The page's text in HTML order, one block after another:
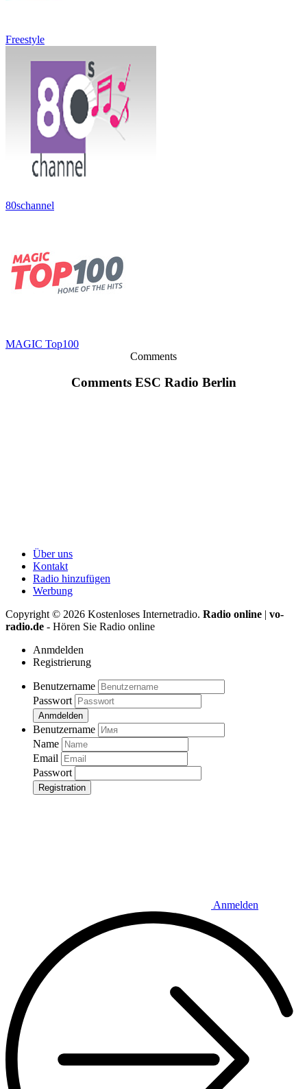
Freestyle
80schannel
MAGIC Top100
Comments
Comments ESC Radio Berlin
Über uns
Kontakt
Radio hinzufügen
Werbung
Copyright © 2026 Kostenloses Internetradio. Radio online | vo-
radio.de - Hören Sie Radio online
Anmdelden
Registrierung
Benutzername
Passwort
Anmdelden
Benutzername
Name
Email
Passwort
Registration
Anmelden